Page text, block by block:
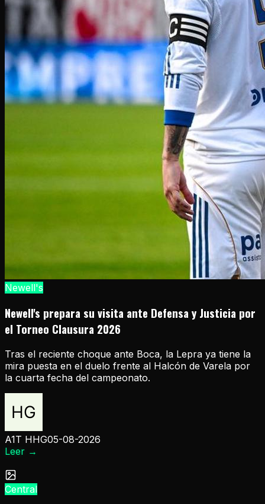
Newell's
Newell's prepara su visita ante Defensa y Justicia por
el Torneo Clausura 2026
Tras el reciente choque ante Boca, la Lepra ya tiene la
mira puesta en el duelo frente al Halcón de Varela por
la cuarta fecha del campeonato.
A1T HHG05-08-2026
Leer →
Central